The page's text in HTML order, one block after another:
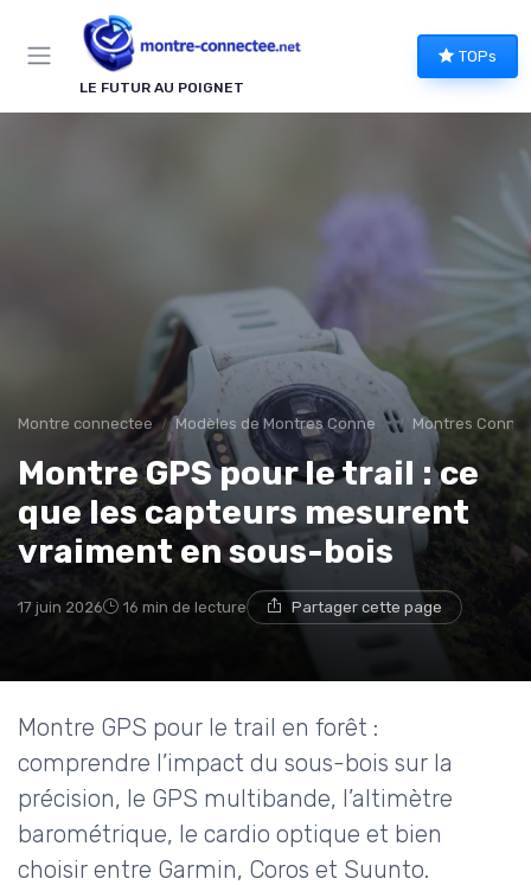
LE FUTUR AU POIGNET
TOPs
Montre connectee Modèles de Montres Connectées Montres
Montre GPS pour le trail : ce
que les capteurs mesurent
vraiment en sous-bois
17 juin 2026 16 min de lecture Partager cette page
Montre GPS pour le trail en forêt :
comprendre l’impact du sous-bois sur la
précision, le GPS multibande, l’altimètre
barométrique, le cardio optique et bien
choisir entre Garmin, Coros et Suunto.
Panneau de gestion des cookies